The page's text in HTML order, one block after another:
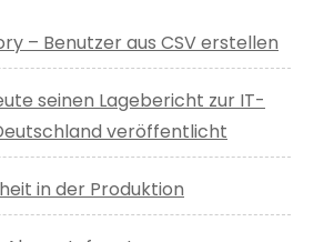
– Benutzer aus CSV erstellen
seinen Lagebericht zur IT-
veröffentlicht
in der Produktion